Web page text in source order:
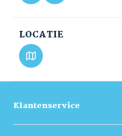
LOCATIE
Klantenservice